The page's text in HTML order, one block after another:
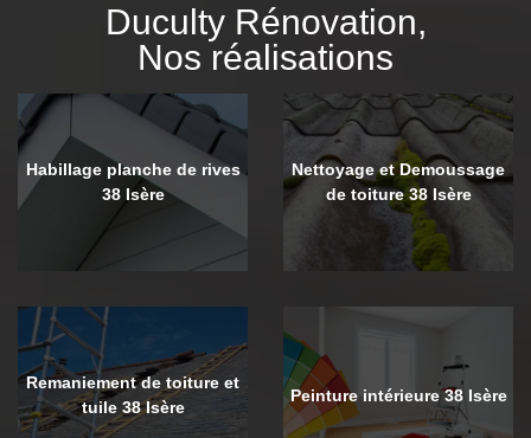
Duculty Rénovation,
Nos réalisations
Habillage planche de rives
38 Isère
Nettoyage et Demoussage
de toiture 38 Isère
Remaniement de toiture et
tuile 38 Isère
Peinture intérieure 38 Isère